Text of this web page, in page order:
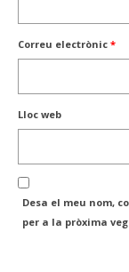
Correu electrònic *
Lloc web
Desa el meu nom,
per a la pròxima